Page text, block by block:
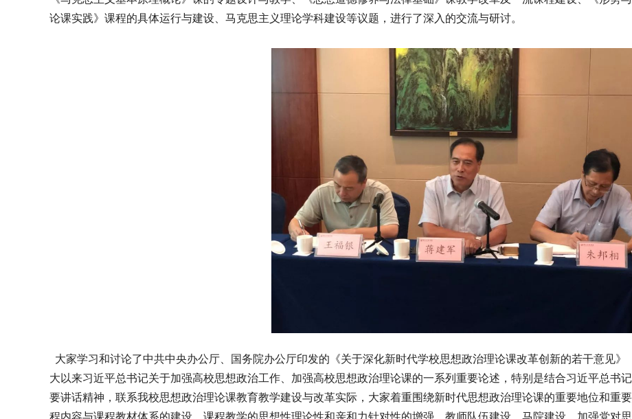
论课实践》课程的具体运行与建设、马克思主义理论学科建设等议题，进行了深入的交流与研讨。
大家学习和讨论了中共中央办公厅、国务院办公厅印发的《关于深化新时代学校思想政治理论课改革创新的若干意见
大以来习近平总书记关于加强高校思想政治工作、加强高校思想政治理论课的一系列重要论述，特别是结合习近平总书
要讲话精神，联系我校思想政治理论课教育教学建设与改革实际，大家着重围绕新时代思想政治理论课的重要地位和重
程内容与课程教材体系的建设、课程教学的思想性理论性和亲和力针对性的增强、教师队伍建设、马院建设、加强党对